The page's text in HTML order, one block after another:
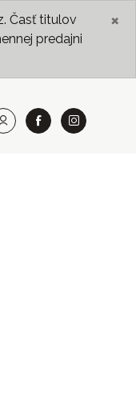
Časť titulov
predajni
×